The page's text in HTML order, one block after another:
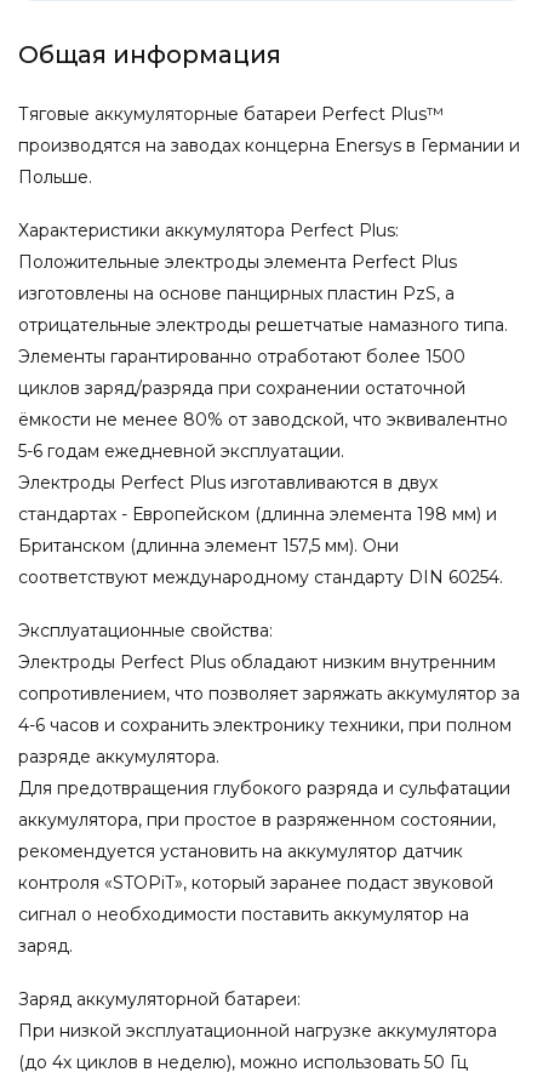
Общая информация
Тяговые аккумуляторные батареи Perfect Plus™
производятся на заводах концерна Enersys в Германии и
Польше.
Характеристики аккумулятора Perfect Plus:
Положительные электроды элемента Perfect Plus
изготовлены на основе панцирных пластин PzS, а
отрицательные электроды решетчатые намазного типа.
Элементы гарантированно отработают более 1500
циклов заряд/разряда при сохранении остаточной
ёмкости не менее 80% от заводской, что эквивалентно
5-6 годам ежедневной эксплуатации.
Электроды Perfect Plus изготавливаются в двух
стандартах - Европейском (длинна элемента 198 мм) и
Британском (длинна элемент 157,5 мм). Они
соответствуют международному стандарту DIN 60254.
Эксплуатационные свойства:
Электроды Perfect Plus обладают низким внутренним
сопротивлением, что позволяет заряжать аккумулятор за
4-6 часов и сохранить электронику техники, при полном
разряде аккумулятора.
Для предотвращения глубокого разряда и сульфатации
аккумулятора, при простое в разряженном состоянии,
рекомендуется установить на аккумулятор датчик
контроля «STOPiT», который заранее подаст звуковой
сигнал о необходимости поставить аккумулятор на
заряд.
Заряд аккумуляторной батареи:
При низкой эксплуатационной нагрузке аккумулятора
(до 4х циклов в неделю), можно использовать 50 Гц